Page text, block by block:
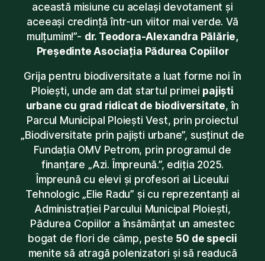
această misiune cu același devotament și
aceeași credință într-un viitor mai verde. Vă
mulțumim!”- dr. Teodora-Alexandra Pălărie,
Președinte Asociația Pădurea Copiilor
Grija pentru biodiversitate a luat forme noi în
Ploiești, unde am dat startul primei pajiști
urbane cu grad ridicat de biodiversitate, în
Parcul Municipal Ploiești Vest, prin proiectul
„Biodiversitate prin pajiști urbane”, susținut de
Fundația OMV Petrom, prin programul de
finanțare „Azi. Împreună.”, ediția 2025.
Împreună cu elevi și profesori ai Liceului
Tehnologic „Elie Radu” și cu reprezentanți ai
Administrației Parcului Municipal Ploiești,
Pădurea Copiilor a însămânțat un amestec
bogat de flori de câmp, peste 50 de specii
menite să atragă polenizatori și să readucă